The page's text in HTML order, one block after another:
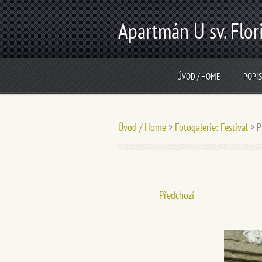
Apartmán U sv.
ÚVOD / HOME
Úvod / Home > Fotogalerie: Festival >
Předchozí